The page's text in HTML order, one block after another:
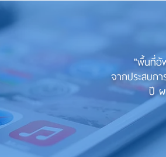
"พื้นที่อั
จากประสบก
ปี ผ